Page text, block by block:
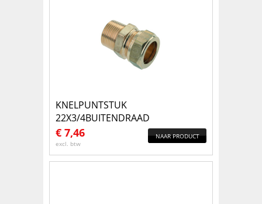
KNELPUNTSTUK
22X3/4BUITENDRAAD
€ 7,46
excl. btw
NAAR PRODUCT